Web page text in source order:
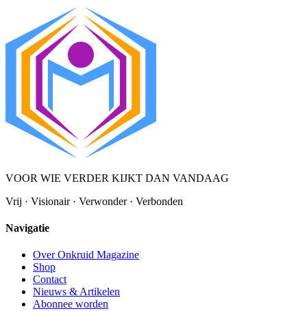
VOOR WIE VERDER KIJKT DAN VANDAAG
Vrij · Visionair · Verwonder · Verbonden
Navigatie
Over Onkruid Magazine
Shop
Contact
Nieuws & Artikelen
Abonnee worden